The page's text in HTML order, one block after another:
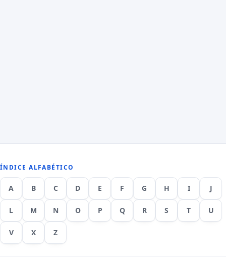
ÍNDICE ALFABÉTICO
A B C D E F G H I J
L M N O P Q R S T U
V X Z